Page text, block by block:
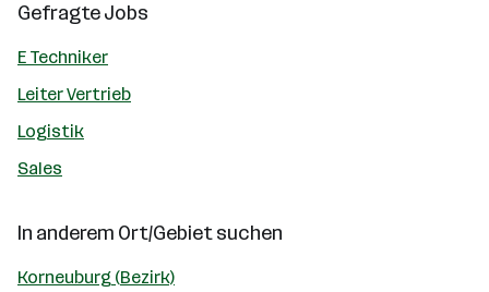
Gefragte Jobs
E Techniker
Leiter Vertrieb
Logistik
Sales
In anderem Ort/Gebiet suchen
Korneuburg (Bezirk)